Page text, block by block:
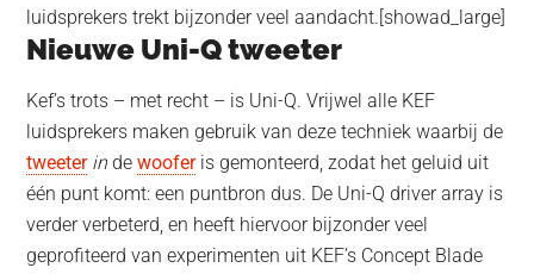
luidsprekers trekt bijzonder veel aandacht. [showad_large]
Nieuwe Uni-Q tweeter
Kef’s trots – met recht – is Uni-Q. Vrijwel alle KEF
luidsprekers maken gebruik van deze techniek waarbij de
tweeter indewooferis gemonteerd, zodat het geluid uit
één punt komt: een puntbron dus. De Uni-Q driver array is
verder verbeterd, en heeft hiervoor bijzonder veel
geprofiteerd van experimenten uit KEF’s Concept Blade